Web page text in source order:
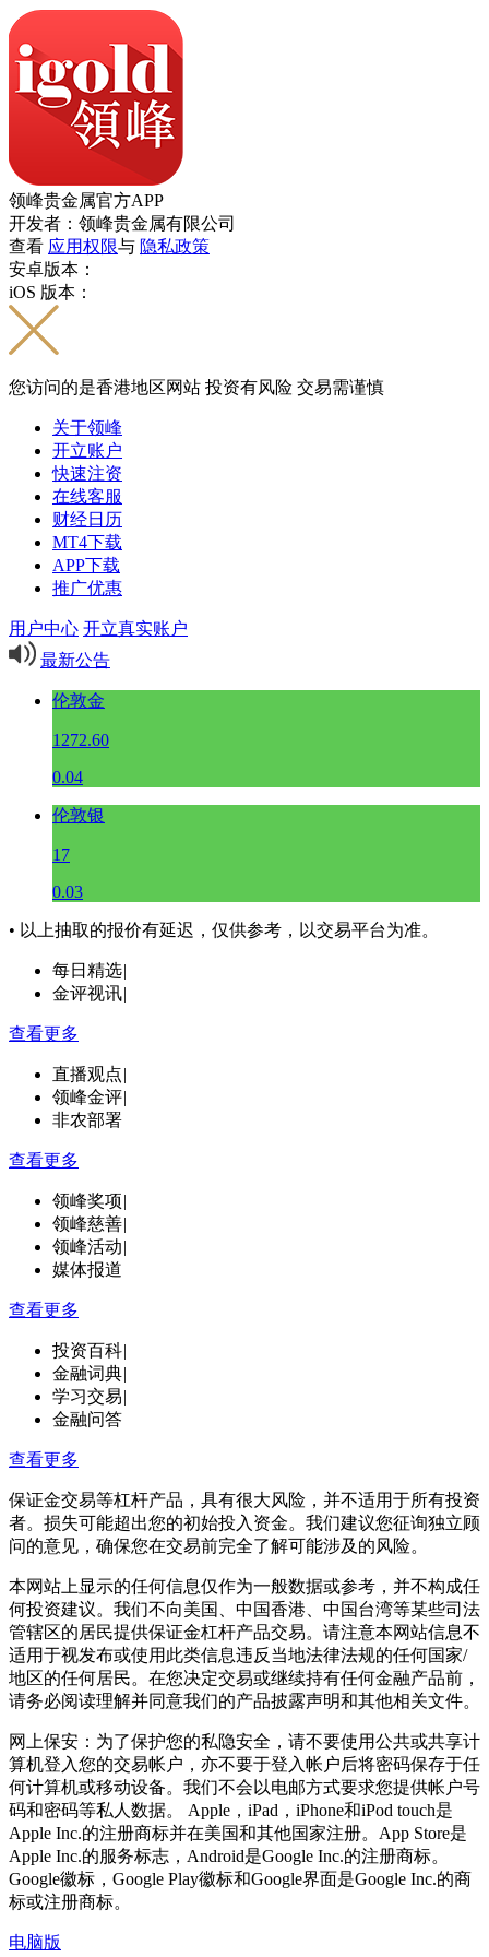
领峰贵金属官方APP
开发者：领峰贵金属有限公司
查看 应用权限与 隐私政策
安卓版本：
iOS 版本：
您访问的是香港地区网站 投资有风险 交易需谨慎
关于领峰
开立账户
快速注资
在线客服
财经日历
MT4下载
APP下载
推广优惠
用户中心 开立真实账户
最新公告
伦敦金
1272.60
0.04
伦敦银
17
0.03
• 以上抽取的报价有延迟，仅供参考，以交易平台为准。
每日精选|
金评视讯|
查看更多
直播观点|
领峰金评|
非农部署
查看更多
领峰奖项|
领峰慈善|
领峰活动|
媒体报道
查看更多
投资百科|
金融词典|
学习交易|
金融问答
查看更多
保证金交易等杠杆产品，具有很大风险，并不适用于所有投资
者。损失可能超出您的初始投入资金。我们建议您征询独立顾
问的意见，确保您在交易前完全了解可能涉及的风险。
本网站上显示的任何信息仅作为一般数据或参考，并不构成任
何投资建议。我们不向美国、中国香港、中国台湾等某些司法
管辖区的居民提供保证金杠杆产品交易。请注意本网站信息不
适用于视发布或使用此类信息违反当地法律法规的任何国家/
地区的任何居民。在您决定交易或继续持有任何金融产品前，
请务必阅读理解并同意我们的产品披露声明和其他相关文件。
网上保安：为了保护您的私隐安全，请不要使用公共或共享计
算机登入您的交易帐户，亦不要于登入帐户后将密码保存于任
何计算机或移动设备。我们不会以电邮方式要求您提供帐户号
码和密码等私人数据。 Apple，iPad，iPhone和iPod touch是
Apple Inc.的注册商标并在美国和其他国家注册。App Store是
Apple Inc.的服务标志，Android是Google Inc.的注册商标。
Google徽标，Google Play徽标和Google界面是Google Inc.的商
标或注册商标。
电脑版